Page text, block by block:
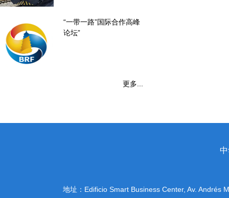
“一带一路”国际合作高峰
论坛”
更多...
地址： Edificio Smart Business Center, Av. Andrés